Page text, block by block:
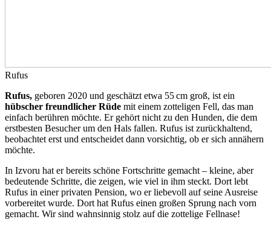
Rufus
Rufus, geboren 2020 und geschätzt etwa 55 cm groß, ist ein
hübscher freundlicher Rüde mit einem zotteligen Fell, das man
einfach berühren möchte. Er gehört nicht zu den Hunden, die dem
erstbesten Besucher um den Hals fallen. Rufus ist zurückhaltend,
beobachtet erst und entscheidet dann vorsichtig, ob er sich annähern
möchte.
In Izvoru hat er bereits schöne Fortschritte gemacht – kleine, aber
bedeutende Schritte, die zeigen, wie viel in ihm steckt. Dort lebt
Rufus in einer privaten Pension, wo er liebevoll auf seine Ausreise
vorbereitet wurde. Dort hat Rufus einen großen Sprung nach vorn
gemacht. Wir sind wahnsinnig stolz auf die zottelige Fellnase!